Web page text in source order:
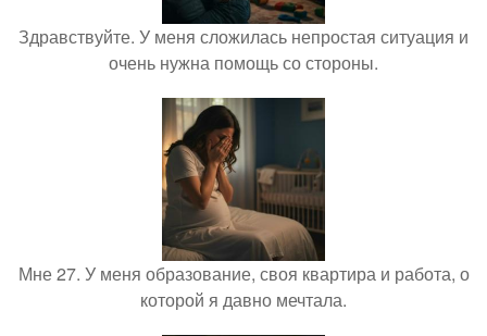
Здравствуйте. У меня сложилась непростая ситуация и
очень нужна помощь со стороны.
Мне 27. У меня образование, своя квартира и работа, о
которой я давно мечтала.